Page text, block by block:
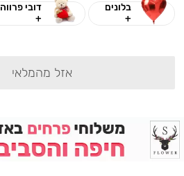
בלונים
+
דובי פרווה
+
אזל מהמלאי